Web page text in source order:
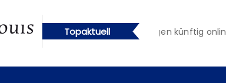
Topaktuell
Öffentliche Bekanntmachungen künftig online